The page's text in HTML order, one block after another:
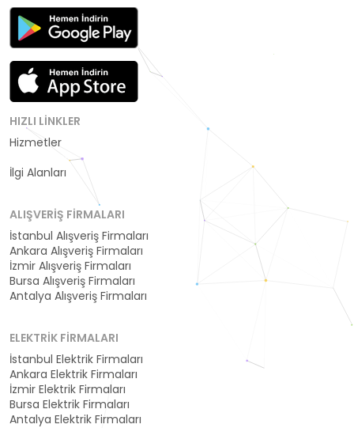
HIZLI LINKLER
Hizmetler
İlgi Alanları
ALIŞVERIŞ FIRMALARI
İstanbul Alışveriş Firmaları
Ankara Alışveriş Firmaları
İzmir Alışveriş Firmaları
Bursa Alışveriş Firmaları
Antalya Alışveriş Firmaları
ELEKTRIK FIRMALARI
İstanbul Elektrik Firmaları
Ankara Elektrik Firmaları
İzmir Elektrik Firmaları
Bursa Elektrik Firmaları
Antalya Elektrik Firmaları